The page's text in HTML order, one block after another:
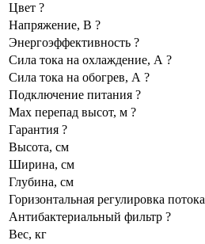
Цвет ?
Напряжение, В ?
Энергоэффективность ?
Сила тока на охлаждение, А ?
Сила тока на обогрев, А ?
Подключение питания ?
Max перепад высот, м ?
Гарантия ?
Высота, см
Ширина, см
Глубина, см
Горизонтальная регулировка потока
Антибактериальный фильтр ?
Вес, кг